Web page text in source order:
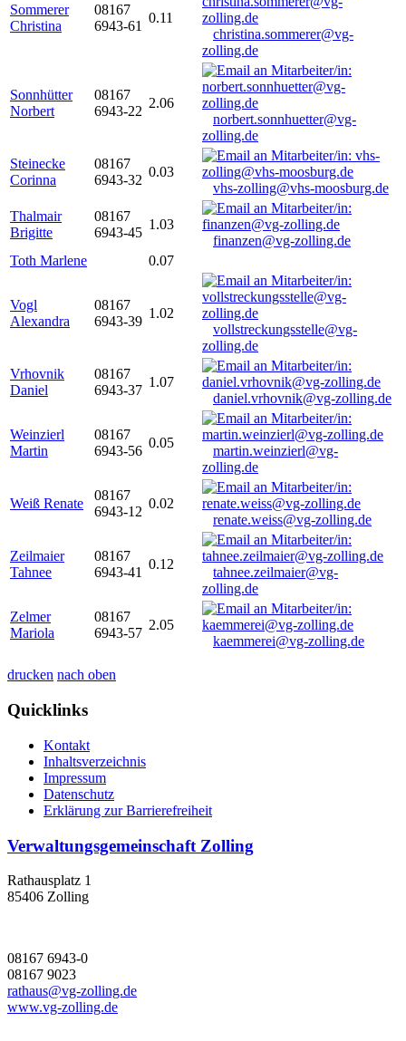
Sommerer
Christina
08167
6943-61
0.11
christina.sommerer@vg-
zolling.de
Sonnhütter
Norbert
08167
6943-22
2.06
norbert.sonnhuetter@vg-
zolling.de
Steinecke
Corinna
08167
6943-32
0.03
vhs-zolling@vhs-moosburg.de
Thalmair
Brigitte
08167
6943-45
1.03
finanzen@vg-zolling.de
Toth Marlene
0.07
Vogl
Alexandra
08167
6943-39
1.02
vollstreckungsstelle@vg-
zolling.de
Vrhovnik
Daniel
08167
6943-37
1.07
daniel.vrhovnik@vg-zolling.de
Weinzierl
Martin
08167
6943-56
0.05
martin.weinzierl@vg-
zolling.de
Weiß Renate
08167
6943-12
0.02
renate.weiss@vg-zolling.de
Zeilmaier
Tahnee
08167
6943-41
0.12
tahnee.zeilmaier@vg-
zolling.de
Zelmer
Mariola
08167
6943-57
2.05
kaemmerei@vg-zolling.de
drucken nach oben
Quicklinks
Kontakt
Inhaltsverzeichnis
Impressum
Datenschutz
Erklärung zur Barrierefreiheit
Verwaltungsgemeinschaft Zolling
Rathausplatz 1
85406 Zolling
08167 6943-0
08167 9023
rathaus@vg-zolling.de
www.vg-zolling.de